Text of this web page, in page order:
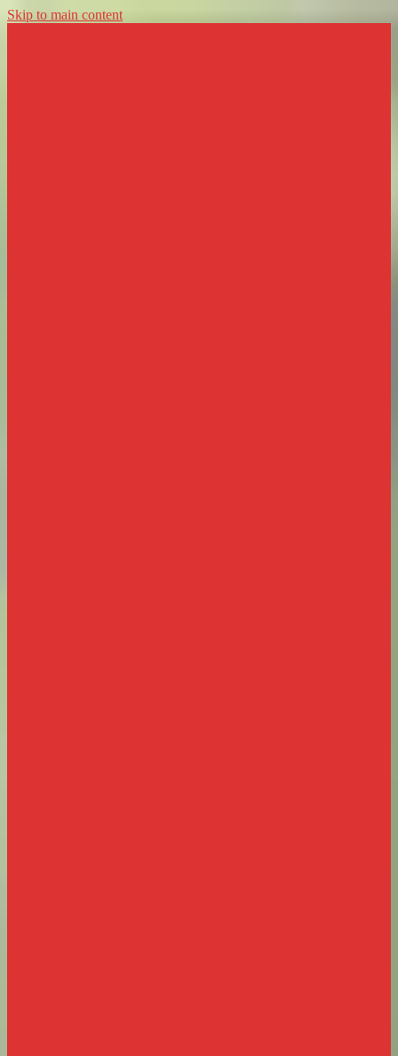
Skip to main content